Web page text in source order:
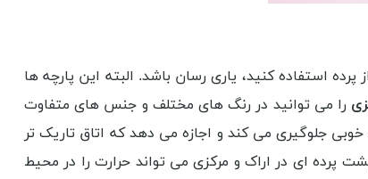
استفاده کنید، یاری رسان باشد. البته این پارچه ها
را می توانید در رنگ های مختلف و جنس های متفاوت
خوبی جلوگیری می کند و اجازه می دهد که اتاق تاریک تر
پرده ای در اراک و مرکزی می تواند حرارت را در محیط